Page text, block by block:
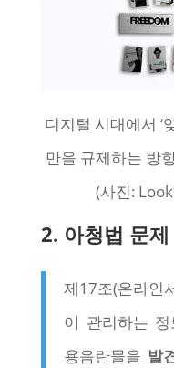
디지털 시대에서 ‘
만을 규제하는 방
(사진:
2. 아청법 문제
제17조(온라인
이 관리하는 정
용음란물을 발